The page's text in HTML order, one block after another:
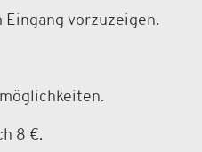
Eingang vorzuzeigen.
8 €.